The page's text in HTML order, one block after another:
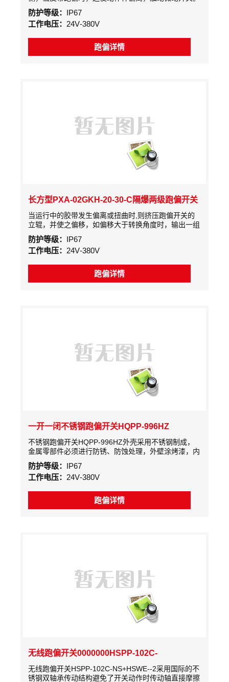
如果继续偏离，触动另一组触点，输送机就会保护性停
机。
防护等级： IP67
工作电压： 24V-380V
跑偏详情
长方型PXA-02GKH-20-30-C隔爆两级跑偏开关
当运行中的胶带发生偏离或扭曲时,则挤压跑偏开关的
立辊，并使之偏移，如偏移大于转换角度时，输出一组
信号；若继续偏移大于二级转换角度时，则输出一组停
机信号。开关转换信号可接入跑偏自动调整装置，用于
校正胶带的偏移和扭曲。故障排除后，立辊自动复位
防护等级： IP67
工作电压： 24V-380V
跑偏详情
一开一闭不锈钢跑偏开关HQPP-996HZ
不锈钢跑偏开关HQPP-996HZ外壳采用不锈钢制成，
金属零部件必须进行防锈、防蚀处理，外壁涂烤漆，内
壁涂灰色耐弧漆。在胶带输送机运转过程中，因胶带受
各种偏心力作用而易跑偏。胶带跑偏会引起输送机设备
停顿、撒料、机架堵塞、胶带使用寿命缩短等后果
防护等级： IP67
工作电压： 24V-380V
跑偏详情
无线跑偏开关0000000HSPP-102C-
NS+HSWE--2
无线跑偏开关HSPP-102C-NS+HSWE--2采用国际的不
锈钢双轴承传动结构避免了开关动作时传动轴直接摩擦